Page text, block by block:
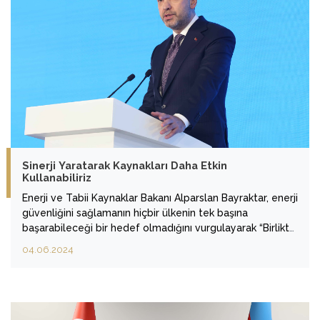
Sinerji Yaratarak Kaynakları Daha Etkin
Kullanabiliriz
Enerji ve Tabii Kaynaklar Bakanı Alparslan Bayraktar, enerji
güvenliğini sağlamanın hiçbir ülkenin tek başına
başarabileceği bir hedef olmadığını vurgulayarak “Birlikte
kullanabilir ve sağlanacak faydanın daha yaygın bir
04.06.2024